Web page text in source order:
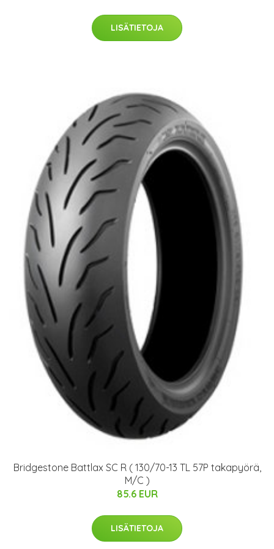
LISÄTIETOJA
Bridgestone Battlax SC R ( 130/70-13 TL 57P takapyörä,
M/C )
85.6 EUR
LISÄTIETOJA